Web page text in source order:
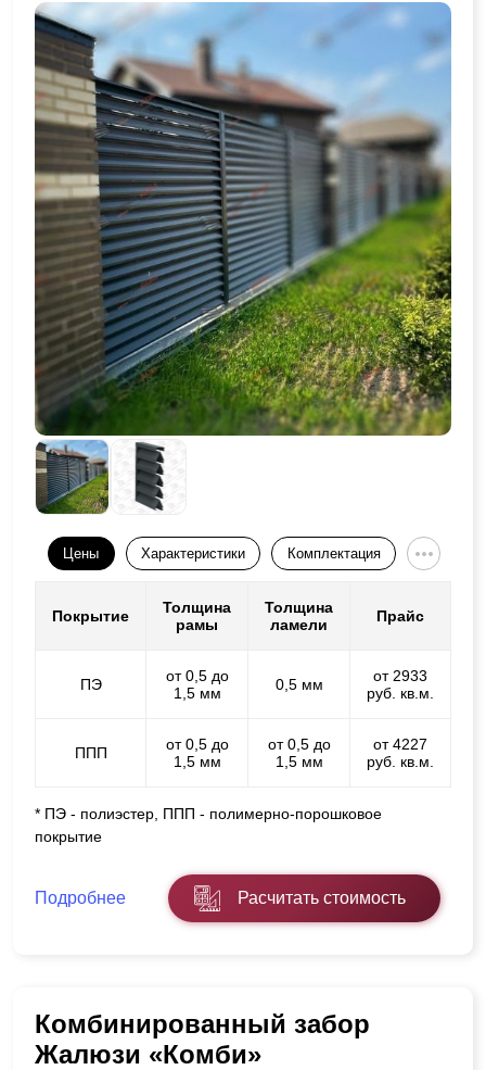
Цены Характеристики Комплектация
Покрытие
Толщина
рамы
Толщина
ламели
Прайс
ПЭ
от 0,5 до
1,5 мм
0,5 мм
от 2933
руб. кв.м.
ППП
от 0,5 до
1,5 мм
от 0,5 до
1,5 мм
от 4227
руб. кв.м.
* ПЭ - полиэстер, ППП - полимерно-порошковое
покрытие
Подробнее Расчитать стоимость
Комбинированный забор
Жалюзи «Комби»